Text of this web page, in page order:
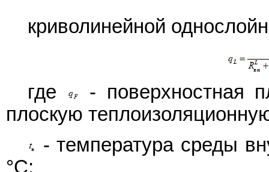
криволинейной
где
- поверхностная
плоскую
- температура среды
°С;